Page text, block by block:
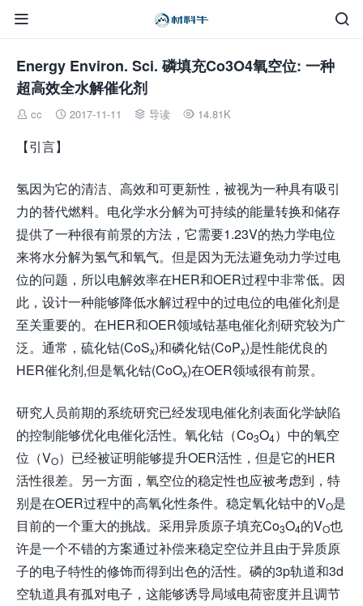


Energy Environ. Sci. 磷填充Co3O4氧空位: 一种
超高效全水解催化剂
 cc  2017-11-11  导读  14.81K
【引言】
氢因为它的清洁、高效和可更新性，被视为一种具有吸引
力的替代燃料。电化学水分解为可持续的能量转换和储存
提供了一种很有前景的方法，它需要1.23V的热力学电位
来将水分解为氢气和氧气。但是因为无法避免动力学过电
位的问题，所以电解效率在HER和OER过程中非常低。因
此，设计一种能够降低水解过程中的过电位的电催化剂是
至关重要的。在HER和OER领域钴基电催化剂研究较为广
泛。通常，硫化钴(CoSx)和磷化钴(CoPx)是性能优良的
HER催化剂,但是氧化钴(CoOx)在OER领域很有前景。
研究人员前期的系统研究已经发现电催化剂表面化学缺陷
的控制能够优化电催化活性。氧化钴（Co3O4）中的氧空
位（VO）已经被证明能够提升OER活性，但是它的HER
活性很差。另一方面，氧空位的稳定性也应被考虑到，特
别是在OER过程中的高氧化性条件。稳定氧化钴中的VO是
目前的一个重大的挑战。采用异质原子填充Co3O4的VO也
许是一个不错的方案通过补偿来稳定空位并且由于异质原
子的电子特性的修饰而得到出色的活性。磷的3p轨道和3d
空轨道具有孤对电子，这能够诱导局域电荷密度并且调节